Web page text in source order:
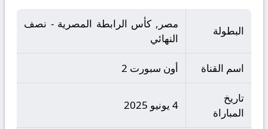
البطولة
مصر, كأس الرابطة المصرية - نصف
النهائي
اسم القناة أون سبورت 2
تاريخ
المباراة
4 يونيو 2025